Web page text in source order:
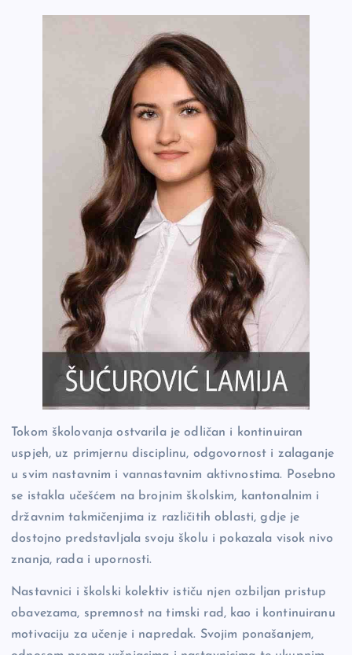
Tokom školovanja ostvarila je odličan i kontinuiran
uspjeh, uz primjernu disciplinu, odgovornost i zalaganje
u svim nastavnim i vannastavnim aktivnostima. Posebno
se istakla učešćem na brojnim školskim, kantonalnim i
državnim takmičenjima iz različitih oblasti, gdje je
dostojno predstavljala svoju školu i pokazala visok nivo
znanja, rada i upornosti.
Nastavnici i školski kolektiv ističu njen ozbiljan pristup
obavezama, spremnost na timski rad, kao i kontinuiranu
motivaciju za učenje i napredak. Svojim ponašanjem,